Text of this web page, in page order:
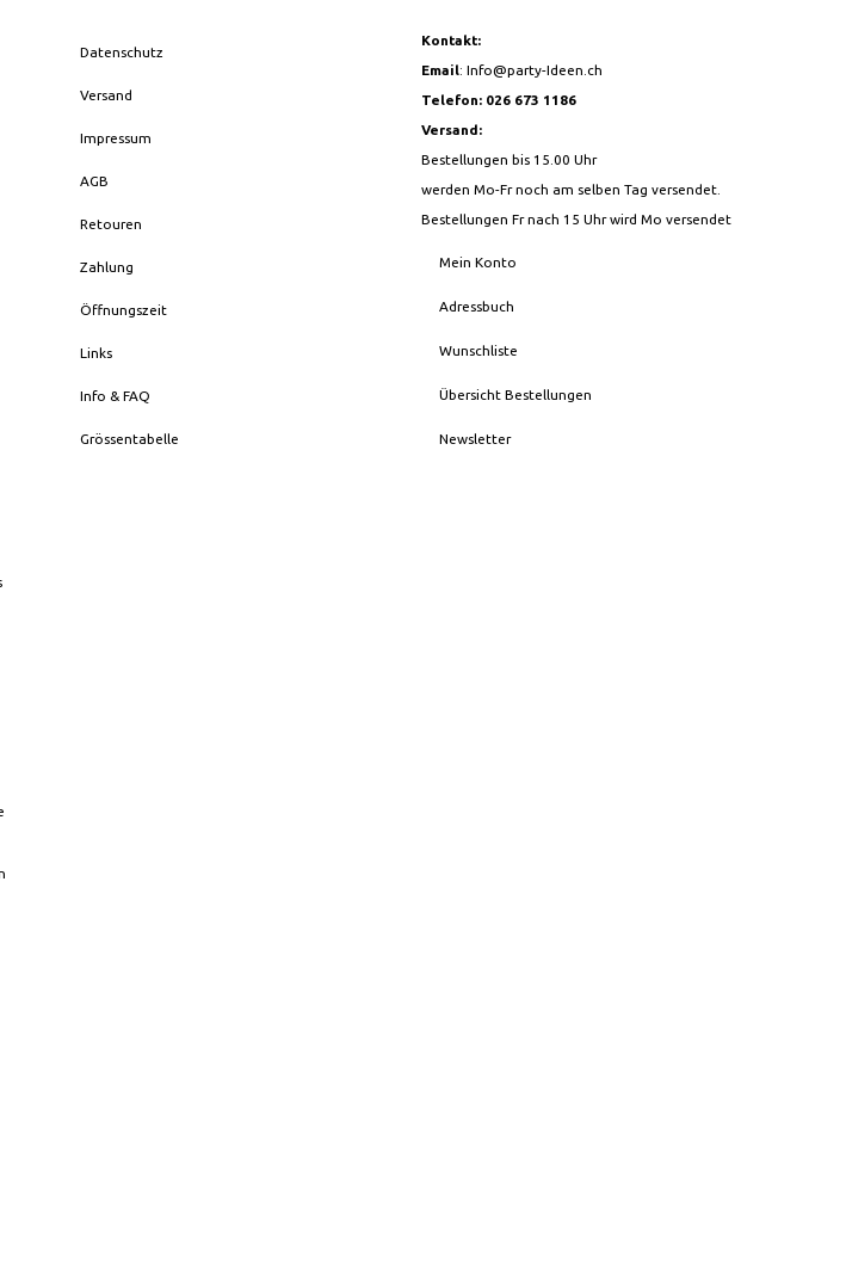
Datenschutz
Versand
Impressum
AGB
Retouren
Zahlung
Öffnungszeit
Links
Info & FAQ
Grössentabelle
Kontakt:
Email:Info@party-Ideen.ch
Telefon: 026 673 1186
Versand:
Bestellungen bis 15.00 Uhr
werden Mo-Fr noch am selben Tag versendet.
Bestellungen Fr nach 15 Uhr wird Mo versendet
Mein Konto
Adressbuch
Wunschliste
Übersicht Bestellungen
Newsletter